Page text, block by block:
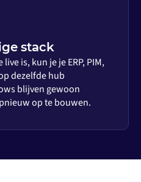
stack
is, kun je je ERP, PIM,
dezelfde hub
blijven gewoon
op te bouwen.